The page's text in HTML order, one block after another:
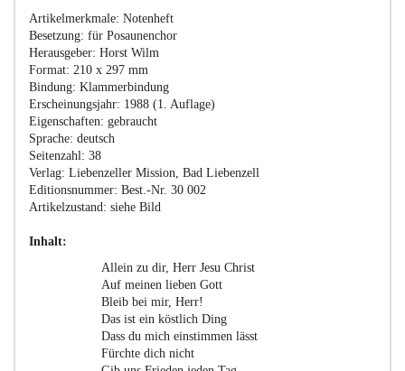
Artikelmerkmale: Notenheft
Besetzung: für Posaunenchor
Herausgeber: Horst Wilm
Format: 210 x 297 mm
Bindung: Klammerbindung
Erscheinungsjahr: 1988 (1. Auflage)
Eigenschaften: gebraucht
Sprache: deutsch
Seitenzahl: 38
Verlag: Liebenzeller Mission, Bad Liebenzell
Editionsnummer: Best.-Nr. 30 002
Artikelzustand: siehe Bild
Inhalt:
Allein zu dir, Herr Jesu Christ
Auf meinen lieben Gott
Bleib bei mir, Herr!
Das ist ein köstlich Ding
Dass du mich einstimmen lässt
Fürchte dich nicht